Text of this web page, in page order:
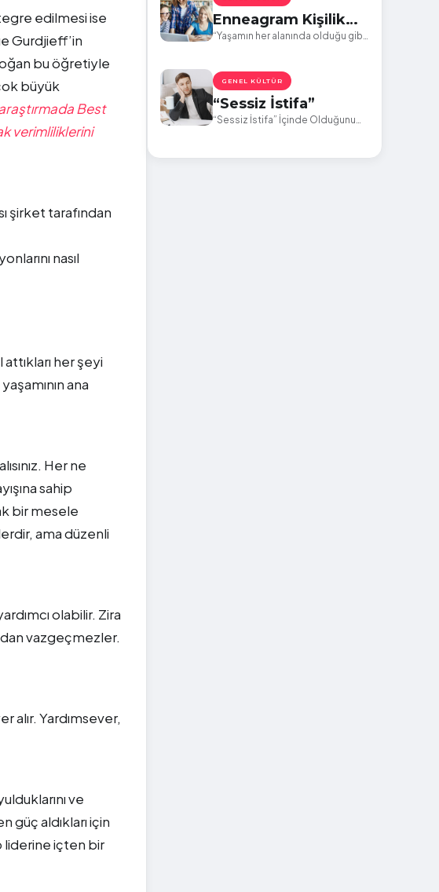
edilmesi ise
Gurdjieff’in
bu öğretiyle
büyük
araştırmada Best
verimliliklerini
şirket tarafından
nasıl
attıkları her şeyi
ana
Her ne
sahip
bir mesele
ama düzenli
olabilir. Zira
vazgeçmezler.
alır. Yardımsever,
ve
aldıkları için
liderine içten bir
Enneagram Kişilik
Tiplerine Göre
Yaşamlarında Nasıl
Davranır?
“Yaşamın her alanında olduğu gibi
GENEL KÜLTÜR
“Sessiz İstifa”
“Sessiz İstifa” İçinde Olduğunu